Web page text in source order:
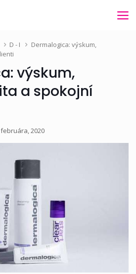
D - I
Dermalogica: výskum,
výskum,
a spokojní
2020